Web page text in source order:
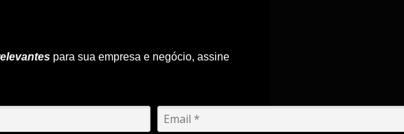
para sua empresa e negócio, assine